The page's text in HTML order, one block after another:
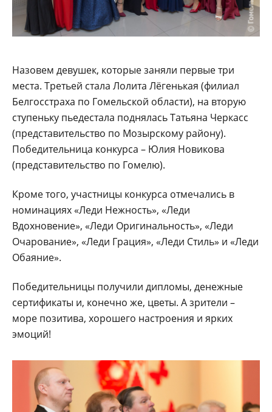
Назовем девушек, которые заняли первые три
места. Третьей стала Лолита Лёгенькая (филиал
Белгосстраха по Гомельской области), на вторую
ступеньку пьедестала поднялась Татьяна Черкасс
(представительство по Мозырскому району).
Победительница конкурса – Юлия Новикова
(представительство по Гомелю).
Кроме того, участницы конкурса отмечались в
номинациях «Леди Нежность», «Леди
Вдохновение», «Леди Оригинальность», «Леди
Очарование», «Леди Грация», «Леди Стиль» и «Леди
Обаяние».
Победительницы получили дипломы, денежные
сертификаты и, конечно же, цветы. А зрители –
море позитива, хорошего настроения и ярких
эмоций!